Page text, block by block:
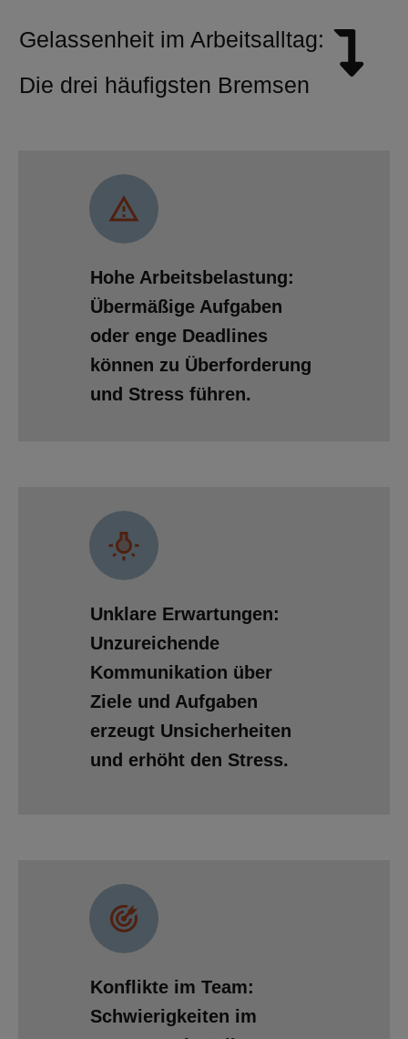
Gelassenheit im Arbeitsalltag:
Die drei häufigsten Bremsen
Hohe Arbeitsbelastung:
Übermäßige Aufgaben
oder enge Deadlines
können zu Überforderung
und Stress führen.
Unklare Erwartungen:
Unzureichende
Kommunikation über
Ziele und Aufgaben
erzeugt Unsicherheiten
und erhöht den Stress.
Konflikte im Team:
Schwierigkeiten im